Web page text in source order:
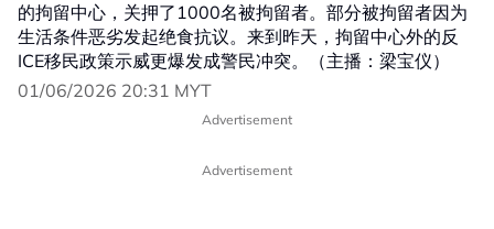
的拘留中心，关押了1000名被拘留者。部分被拘留者因为
生活条件恶劣发起绝食抗议。来到昨天，拘留中心外的反
ICE移民政策示威更爆发成警民冲突。（主播：梁宝仪）
01/06/2026 20:31 MYT
Advertisement
Advertisement